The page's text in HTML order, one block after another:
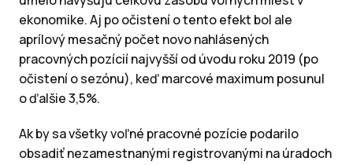
ekonomike. Aj po očistení o tento efekt bol ale
aprílový mesačný počet novo nahlásených
pracovných pozícií najvyšší od úvodu roku 2019 (po
očistení o sezónu), keď marcové maximum posunul
o ďalšie 3,5%.
Ak by sa všetky voľné pracovné pozície podarilo
obsadiť nezamestnanými registrovanými na úradoch